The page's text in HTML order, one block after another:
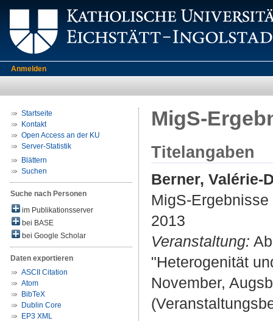
Anmelden
Startseite
Kontakt
Open Access an der KU
Server-Statistik
Blättern
Suchen
Suche nach Personen
im Publikationsserver
bei BASE
bei Google Scholar
Daten exportieren
ASCII Citation
Atom
BibTeX
Dublin Core
EP3 XML
MigS-
Titelangaben
Berner, Valérie-
MigS-
2013
Veranstaltung:
"Heterogenität
November,